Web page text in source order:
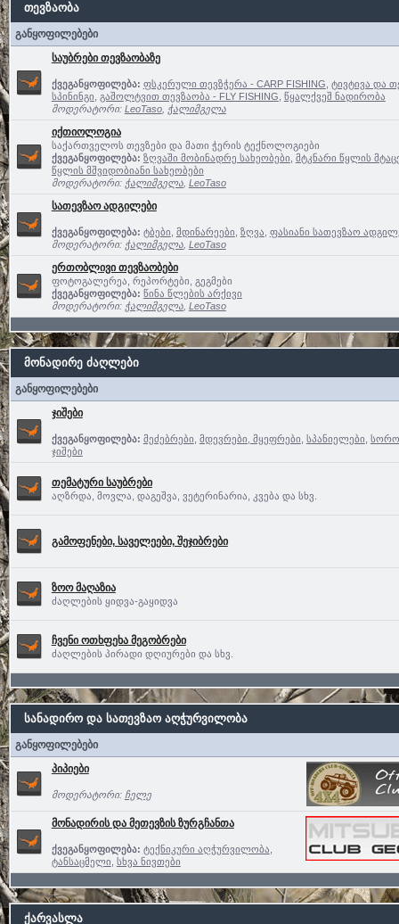
თევზაობა
განყოფილებები
საუბრები თევზაობაზე
ქვეგანყოფილება: ფსკერული თევზჭერა - CARP FISHING ტივტივა და
სპინინგი გაშოლტვით თევზაობა - FLY FISHING წყალქვეშ ნადირობა
მოდერატორი: LeoTaso, ჭალიმგელა
იქთიოლოგია
საქართველოს თევზები და მათი ჭერის ტექნოლოგიები
ქვეგანყოფილება: ზღვაში მობინადრე სახეობები მტკნარი წყლის
წყლის მშვიდობიანი სახეობები
მოდერატორი: ჭალიმგელა, LeoTaso
სათევზაო ადგილები
ქვეგანყოფილება: ტბები მდინარეები ზღვა ფასიანი სათევზაო
მოდერატორი: ჭალიმგელა, LeoTaso
ერთობლივი თევზაობები
ფოტოგალერეა, რეპორტები, გეგმები
ქვეგანყოფილება: წინა წლების არქივი
მოდერატორი: ჭალიმგელა, LeoTaso
მონადირე ძაღლები
განყოფილებები
ჯიშები
ქვეგანყოფილება: მეძებრები მდევრები, მყეფრები სპანიელები
ჯიშები
თემატური საუბრები
აღზრდა, მოვლა, დაგეშვა, ვეტერინარია, კვება და სხვ.
გამოფენები, საველეები, შეჯიბრები
ზოო მაღაზია
ძაღლების ყიდვა-გაყიდვა
ჩვენი ოთხფეხა მეგობრები
ძაღლების პირადი დღიურები და სხვ.
სანადირო და სათევზაო აღჭურვილობა
განყოფილებები
პიპიები
მოდერატორი: ჩელე
მონადირის და მეთევზის ზურგჩანთა
ქვეგანყოფილება: ტექნიკური აღჭურვილობა
ტანსაცმელი სხვა ნივთები
ქარვასლა